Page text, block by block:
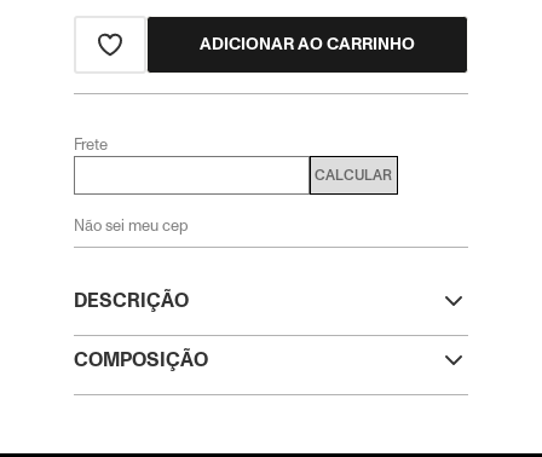
DESCRIÇÃO
COMPOSIÇÃO
ADICIONAR AO CARRINHO
Frete
CALCULAR
Não sei meu cep